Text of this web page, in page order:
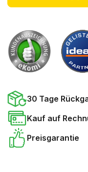
30 Tage
Kauf auf
Preisgarantie